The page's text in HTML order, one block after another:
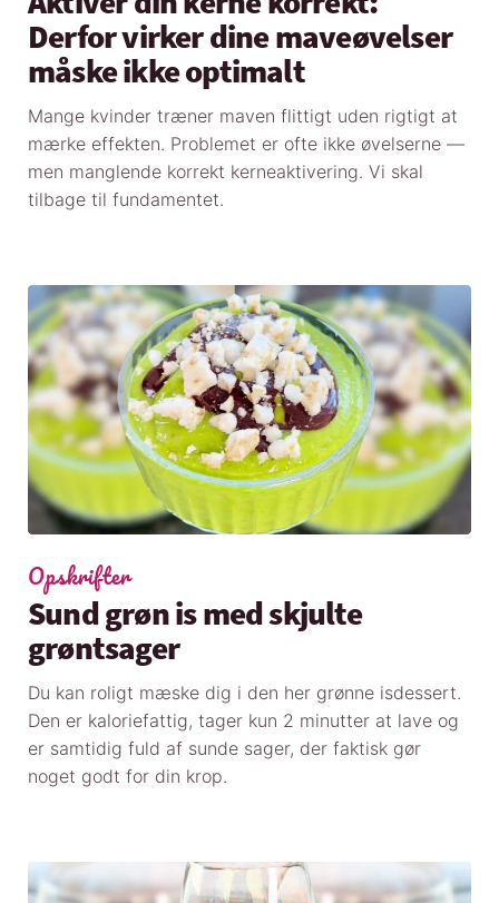
Derfor virker dine maveøvelser
måske ikke optimalt
Mange kvinder træner maven flittigt uden rigtigt at
mærke effekten. Problemet er ofte ikke øvelserne —
men manglende korrekt kerneaktivering. Vi skal
tilbage til fundamentet.
Opskrifter
Sund grøn is med skjulte
grøntsager
Du kan roligt mæske dig i den her grønne isdessert.
Den er kaloriefattig, tager kun 2 minutter at lave og
er samtidig fuld af sunde sager, der faktisk gør
noget godt for din krop.